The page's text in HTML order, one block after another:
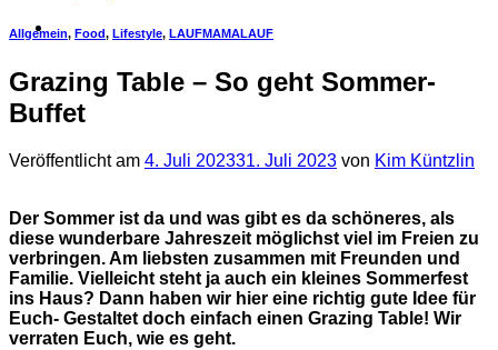
Allgemein, Food, Lifestyle, LAUFMAMALAUF
Grazing Table – So geht Sommer-
Buffet
Veröffentlicht am 4. Juli 202331. Juli 2023 von Kim Küntzlin
Der Sommer ist da und was gibt es da schöneres, als
diese wunderbare Jahreszeit möglichst viel im Freien zu
verbringen. Am liebsten zusammen mit Freunden und
Familie. Vielleicht steht ja auch ein kleines Sommerfest
ins Haus? Dann haben wir hier eine richtig gute Idee für
Euch- Gestaltet doch einfach einen Grazing Table! Wir
verraten Euch, wie es geht.